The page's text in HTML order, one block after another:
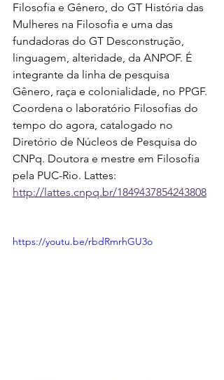
Filosofia e Gênero, do GT História das
Mulheres na Filosofia e uma das
fundadoras do GT Desconstrução,
linguagem, alteridade, da ANPOF. É
integrante da linha de pesquisa
Gênero, raça e colonialidade, no PPGF.
Coordena o laboratório Filosofias do
tempo do agora, catalogado no
Diretório de Núcleos de Pesquisa do
CNPq. Doutora e mestre em Filosofia
pela PUC-Rio. Lattes:
http://lattes.cnpq.br/1849437854243808
https://youtu.be/rbdRmrhGU3o